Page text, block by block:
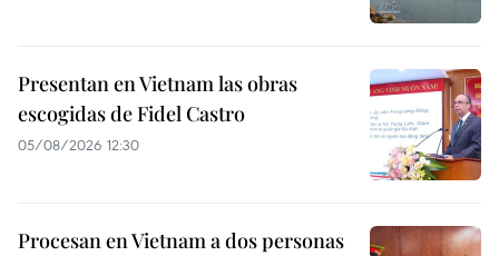
Presentan en Vietnam las obras
escogidas de Fidel Castro
05/08/2026 12:30
Procesan en Vietnam a dos personas